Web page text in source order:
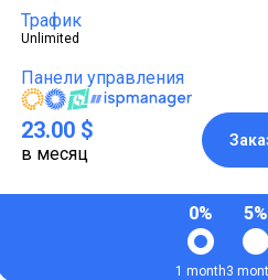
Трафик
Unlimited
Панели управления
23.00 $
в месяц
0%
1 month
5%
3